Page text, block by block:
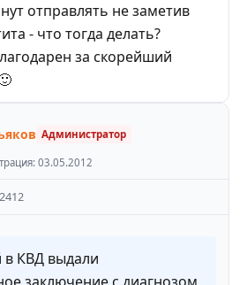
отправлять не заметив
- что тогда делать?
за скорейший
Администратор
03.05.2012
2412
в КВД выдали